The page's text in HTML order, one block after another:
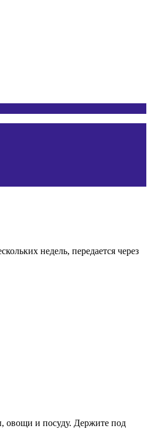
недель, передается через
овощи и посуду. Держите под